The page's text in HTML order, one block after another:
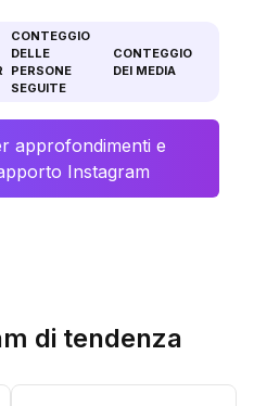
CONTEGGIO
DELLE
PERSONE
SEGUITE
CONTEGGIO
DEI MEDIA
approfondimenti e
Instagram
di tendenza